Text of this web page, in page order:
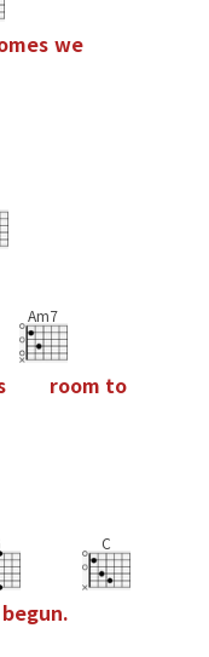
mes we
Am7
room to
begun.
C